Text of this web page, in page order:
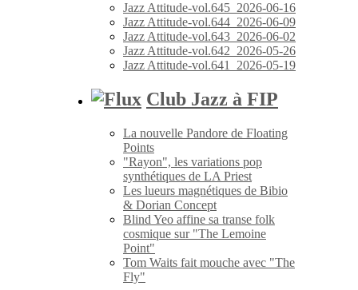
Jazz Attitude-vol.645_2026-06-16
Jazz Attitude-vol.644_2026-06-09
Jazz Attitude-vol.643_2026-06-02
Jazz Attitude-vol.642_2026-05-26
Jazz Attitude-vol.641_2026-05-19
Club Jazz à FIP
La nouvelle Pandore de Floating
Points
"Rayon", les variations pop
synthétiques de LA Priest
Les lueurs magnétiques de Bibio
& Dorian Concept
Blind Yeo affine sa transe folk
cosmique sur "The Lemoine
Point"
Tom Waits fait mouche avec "The
Fly"